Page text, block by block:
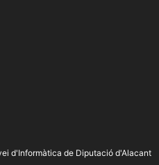
d'Informàtica de Diputació d'Alacant